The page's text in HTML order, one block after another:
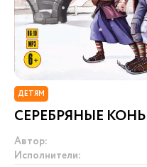
ДЕТЯМ
СЕРЕБРЯНЫЕ
Автор:
Исполнители: